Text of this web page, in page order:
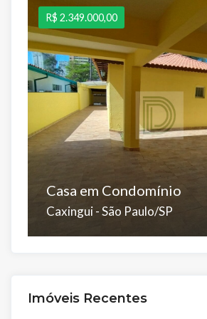
R$ 2.349.000,00
Casa em Condomínio
Caxingui - São Paulo/SP
Á.Útil:
Á.Total:
Imóveis Recentes